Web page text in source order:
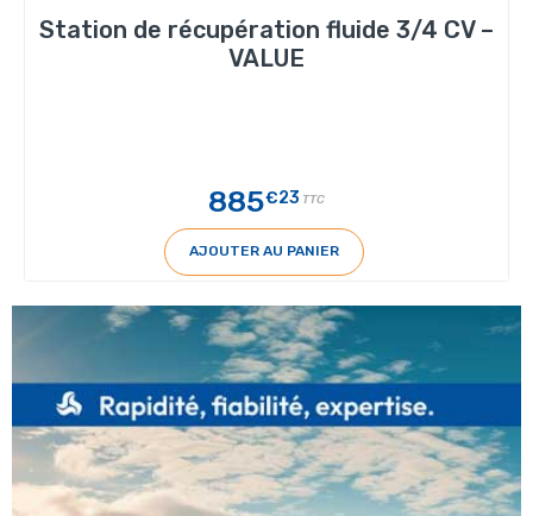
Station de récupération fluide 3/4 CV –
VALUE
885€23 TTC
AJOUTER AU PANIER